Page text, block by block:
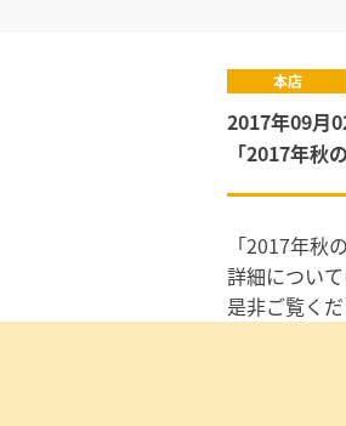
本店
2017年09月
「2017年秋
「2017年秋
詳細につい
是非ご覧く